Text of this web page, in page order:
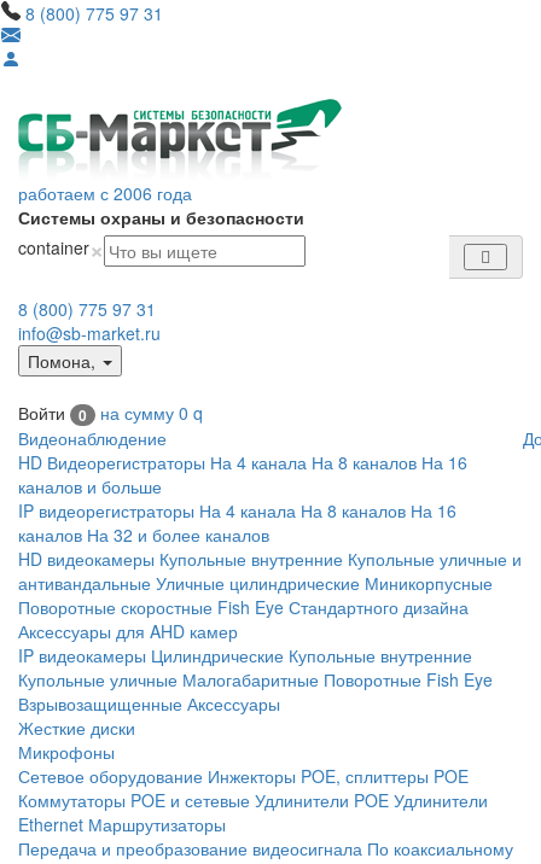
8 (800) 775 97 31
работаем с 2006 года
Системы охраны и безопасности
container×
8 (800) 775 97 31
info@sb-market.ru
Помона,
Войти 0 на сумму 0 q
Видеонаблюдение
HD Видеорегистраторы На 4 канала На 8 каналов На 16
каналов и больше
IP видеорегистраторы На 4 канала На 8 каналов На 16
каналов На 32 и более каналов
HD видеокамеры Купольные внутренние Купольные уличные и
антивандальные Уличные цилиндрические Миникорпусные
Поворотные скоростные Fish Eye Стандартного дизайна
Аксессуары для AHD камер
IP видеокамеры Цилиндрические Купольные внутренние
Купольные уличные Малогабаритные Поворотные Fish Eye
Взрывозащищенные Аксессуары
Жесткие диски
Микрофоны
Сетевое оборудование Инжекторы POE, сплиттеры POE
Коммутаторы POE и сетевые Удлинители POE Удлинители
Ethernet Маршрутизаторы
Передача и преобразование видеосигнала По коаксиальному